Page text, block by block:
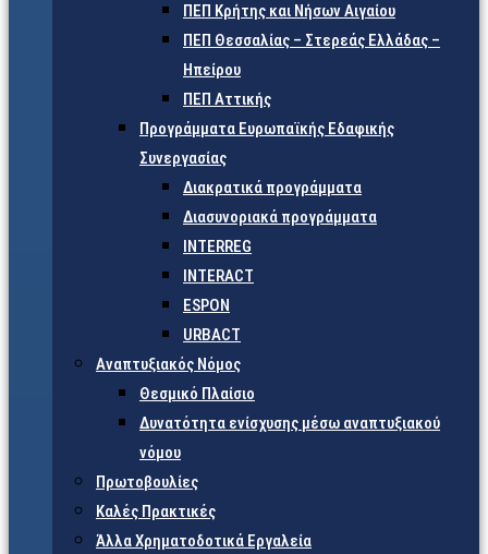
ΠΕΠ Κρήτης και Νήσων Αιγαίου
ΠΕΠ Θεσσαλίας – Στερεάς Ελλάδας –
Ηπείρου
ΠΕΠ Αττικής
Προγράμματα Ευρωπαϊκής Εδαφικής
Συνεργασίας
Διακρατικά προγράμματα
Διασυνοριακά προγράμματα
INTERREG
INTERACT
ESPON
URBACT
Αναπτυξιακός Νόμος
Θεσμικό Πλαίσιο
Δυνατότητα ενίσχυσης μέσω αναπτυξιακού
νόμου
Πρωτοβουλίες
Καλές Πρακτικές
Άλλα Χρηματοδοτικά Εργαλεία